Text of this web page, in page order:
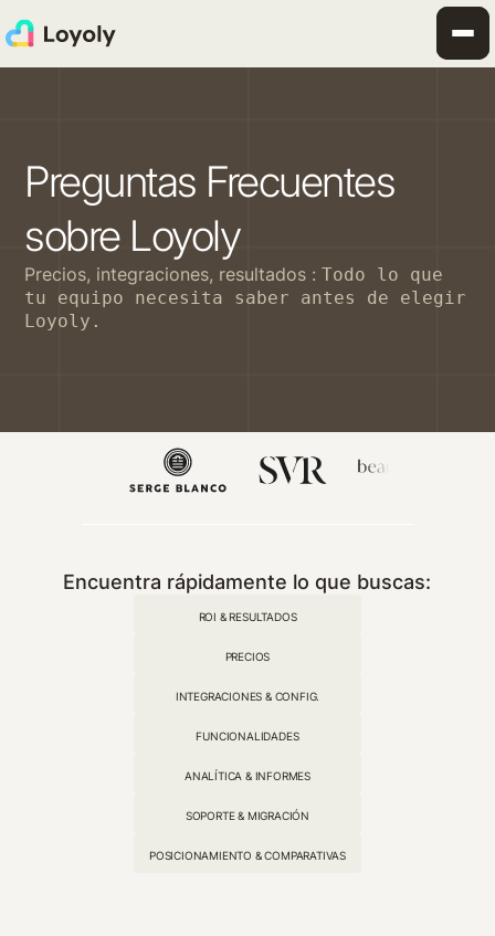
Preguntas Frecuentes
sobre Loyoly
Precios, integraciones, resultados :Todo lo que
tu equipo necesita saber antes de elegir
Loyoly.
Encuentra rápidamente lo que buscas:
ROI & RESULTADOS
PRECIOS
INTEGRACIONES & CONFIG.
FUNCIONALIDADES
ANALÍTICA & INFORMES
SOPORTE & MIGRACIÓN
POSICIONAMIENTO & COMPARATIVAS